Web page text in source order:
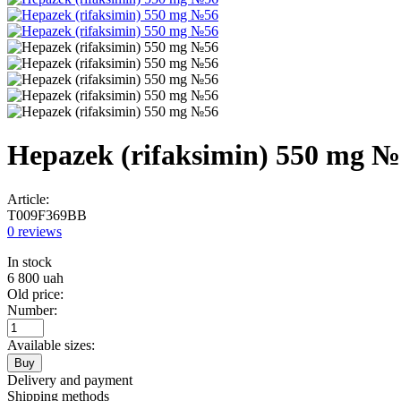
Hepazek (rifaksimin) 550 mg
Article:
T009F369BB
0 reviews
In stock
6 800 uah
Old price:
Number:
Available sizes:
Buy
Delivery and payment
Shipping methods